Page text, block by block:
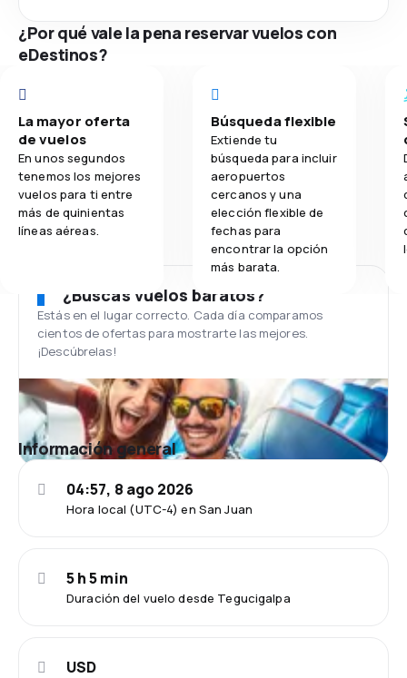
¿Por qué vale la pena reservar vuelos con
eDestinos?
La mayor oferta
de vuelos
En unos segundos
tenemos los mejores
vuelos para ti entre
más de quinientas
líneas aéreas.
Búsqueda flexible
Extiende tu
búsqueda para incluir
aeropuertos
cercanos y una
elección flexible de
fechas para
encontrar la opción
más barata.
¿Buscas vuelos baratos?
Estás en el lugar correcto. Cada día comparamos
cientos de ofertas para mostrarte las mejores.
¡Descúbrelas!
Información general
Hora local (UTC-4) en San Juan
04:57, 8 ago 2026
Duración del vuelo desde Tegucigalpa
5 h 5 min
USD